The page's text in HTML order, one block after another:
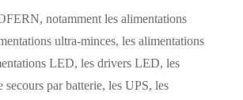
notamment les alimentations
ultra-minces, les alimentations
LED, les drivers LED, les
secours par batterie, les UPS, les